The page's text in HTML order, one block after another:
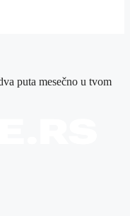
puta mesečno u tvom